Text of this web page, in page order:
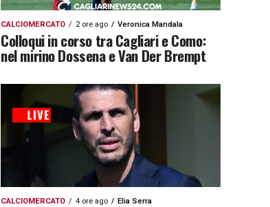
CALCIOMERCATO 2 ore ago Veronica Mandala
Colloqui in corso tra Cagliari e Como:
nel mirino Dossena e Van Der Brempt
CALCIOMERCATO 4 ore ago Elia Serra